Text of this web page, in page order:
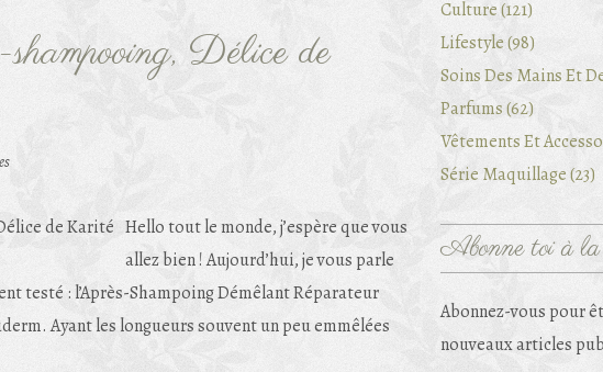
Délice de
Hello tout le monde, j’espère que vous
allez bien ! Aujourd’hui, je vous parle
testé : l’Après-Shampoing Démêlant Réparateur
Ayant les longueurs souvent un peu emmêlées
Culture (121)
Lifestyle (98)
Soins Des Mains Et
Parfums (62)
Vêtements Et
Série Maquillage (23)
Abonne toi à la
Abonnez-vous pour
nouveaux articles